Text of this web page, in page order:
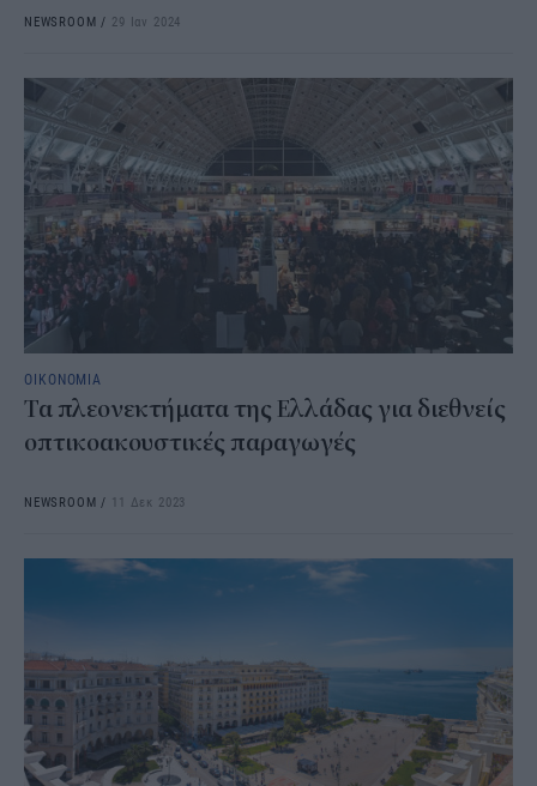
NEWSROOM / 29 Ιαν 2024
ΟΙΚΟΝΟΜΙΑ
Τα πλεονεκτήματα της Ελλάδας για διεθνείς
οπτικοακουστικές παραγωγές
NEWSROOM / 11 Δεκ 2023